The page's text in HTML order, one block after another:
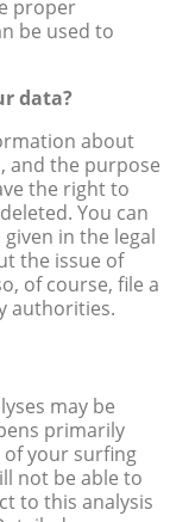
proper
be used to
data?
about
and the purpose
the right to
You can
in the legal
the issue of
of course, file a
authorities.
may be
primarily
of your surfing
not be able to
to this analysis